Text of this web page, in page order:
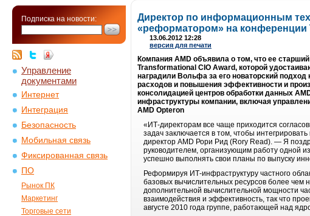
Подписка на новости:
Управление
документами
Интернет
Интеграция
Безопасность
Мобильная связь
Фиксированная связь
ПО
Рынок ПК
Маркетинг
Торговые сети
Директор по информационным
«реформатором» на конференции
13.06.2012 12:28
версия для печати
Компания AMD объявила о том, что ее
Transformational CIO Award, которой
наградили Вольфа за его новаторский
расходов и повышения эффективности и
консолидацией центров обработки данных
инфраструктуры компании, включая
AMD Opteron
«ИТ-директорам все чаще приходится
задач заключается в том, чтобы
директор AMD Рори Рид (Rory Read). ― Я
руководителем, организующим работу одной
успешно выполнять свои планы по выпуску
Реформируя ИТ-инфраструктуру частного
базовых вычислительных ресурсов более чем
дополнительной вычислительной мощности
взаимодействия и эффективность, так что
августе 2010 года группе, работающей над